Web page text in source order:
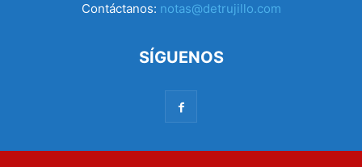
Contáctanos: notas@detrujillo.com
SÍGUENOS